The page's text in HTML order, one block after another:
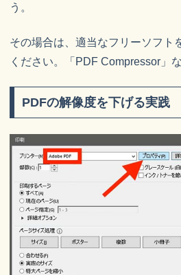
う。
その場合は、適当なフリーソフト
ください。「PDF Compressor」
PDFの解像度を下げる実践